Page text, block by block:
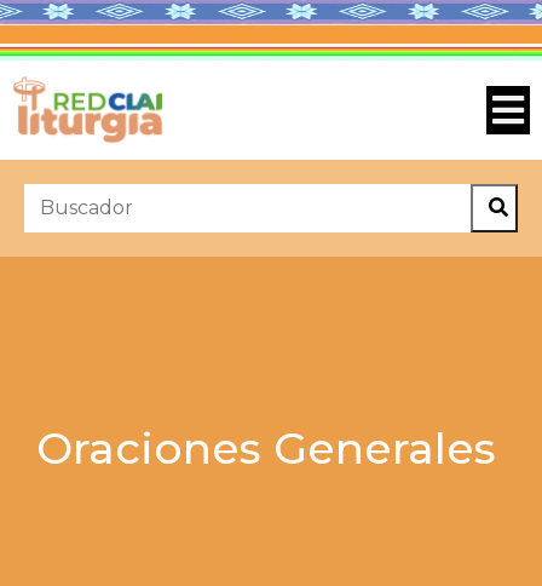
Oraciones Generales